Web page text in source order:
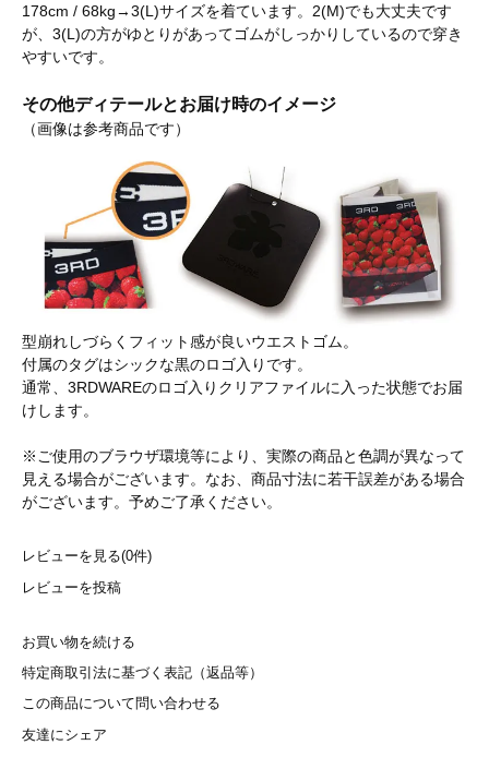
178cm / 68kg→3(L)サイズを着ています。2(M)でも大丈夫です
が、3(L)の方がゆとりがあってゴムがしっかりしているので穿き
やすいです。
その他ディテールとお届け時のイメージ
（画像は参考商品です）
型崩れしづらくフィット感が良いウエストゴム。
付属のタグはシックな黒のロゴ入りです。
通常、3RDWAREのロゴ入りクリアファイルに入った状態でお届
けします。
※ご使用のブラウザ環境等により、実際の商品と色調が異なって
見える場合がございます。なお、商品寸法に若干誤差がある場合
がございます。予めご了承ください。
レビューを見る(0件)
レビューを投稿
お買い物を続ける
特定商取引法に基づく表記（返品等）
この商品について問い合わせる
友達にシェア